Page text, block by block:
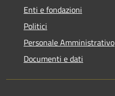
Enti e fondazioni
Politici
Personale Amministrativo
Documenti e dati